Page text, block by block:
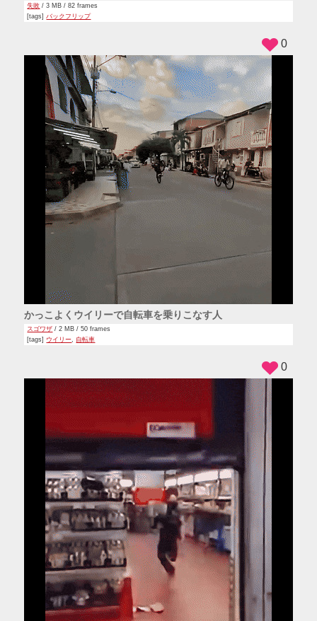
失敗 / 3 MB / 82 frames
[tags] バックフリップ
かっこよくウイリーで自転車を乗りこなす人
スゴワザ / 2 MB / 50 frames
[tags] ウイリー 自転車
0
0